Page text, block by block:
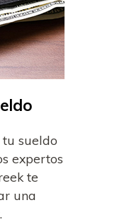
sueldo
expertos
te
una